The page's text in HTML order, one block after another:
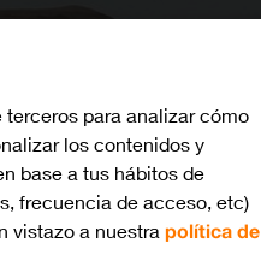
para analizar cómo
los contenidos y
base a tus hábitos de
frecuencia de acceso, etc)
vistazo a nuestra política de